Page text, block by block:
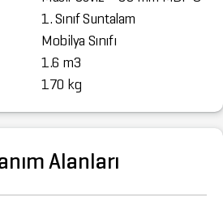
1. Sınıf Suntalam
Mobilya Sınıfı
1.6 m3
170 kg
Alanları